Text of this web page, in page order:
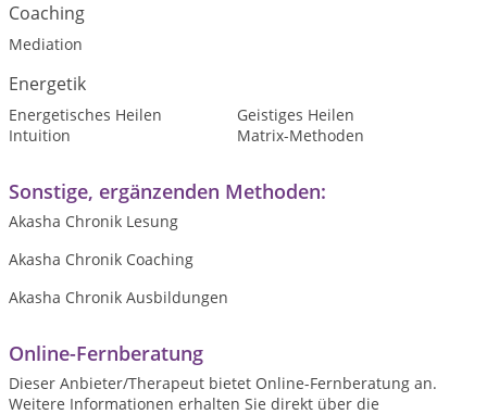
Coaching
Mediation
Energetik
Energetisches Heilen
Geistiges Heilen
Intuition
Matrix-Methoden
Sonstige, ergänzenden Methoden:
Akasha Chronik Lesung
Akasha Chronik Coaching
Akasha Chronik Ausbildungen
Online-Fernberatung
Dieser Anbieter/Therapeut bietet Online-Fernberatung an.
Weitere Informationen erhalten Sie direkt über die